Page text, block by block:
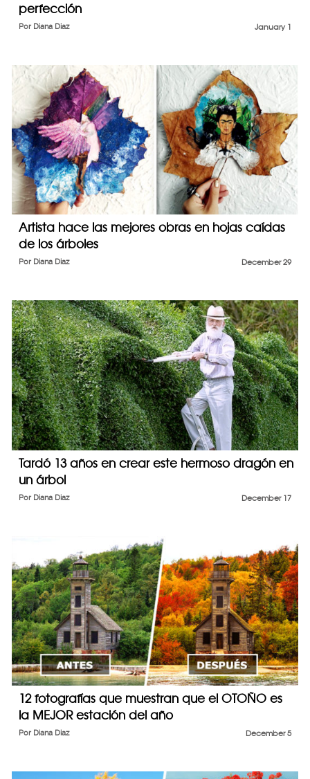
perfección
January 1
Por Diana Diaz
Artista hace las mejores obras en hojas caídas
de los árboles
December 29
Por Diana Diaz
Tardó 13 años en crear este hermoso dragón en
un árbol
December 17
Por Diana Diaz
12 fotografías que muestran que el OTOÑO es
la MEJOR estación del año
December 5
Por Diana Diaz